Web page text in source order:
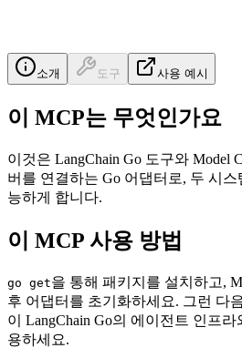
소개 도구 사용 예시
이 MCP는 무엇인가요
이것은 LangChain Go 도구와 Model
버를 연결하는 Go 어댑터로, 두 시
능하게 합니다.
이 MCP 사용 방법
go get을 통해 패키지를 설치하고,
후 어댑터를 초기화하세요. 그런 다
이 LangChain Go의 에이전트 인프
용하세요.